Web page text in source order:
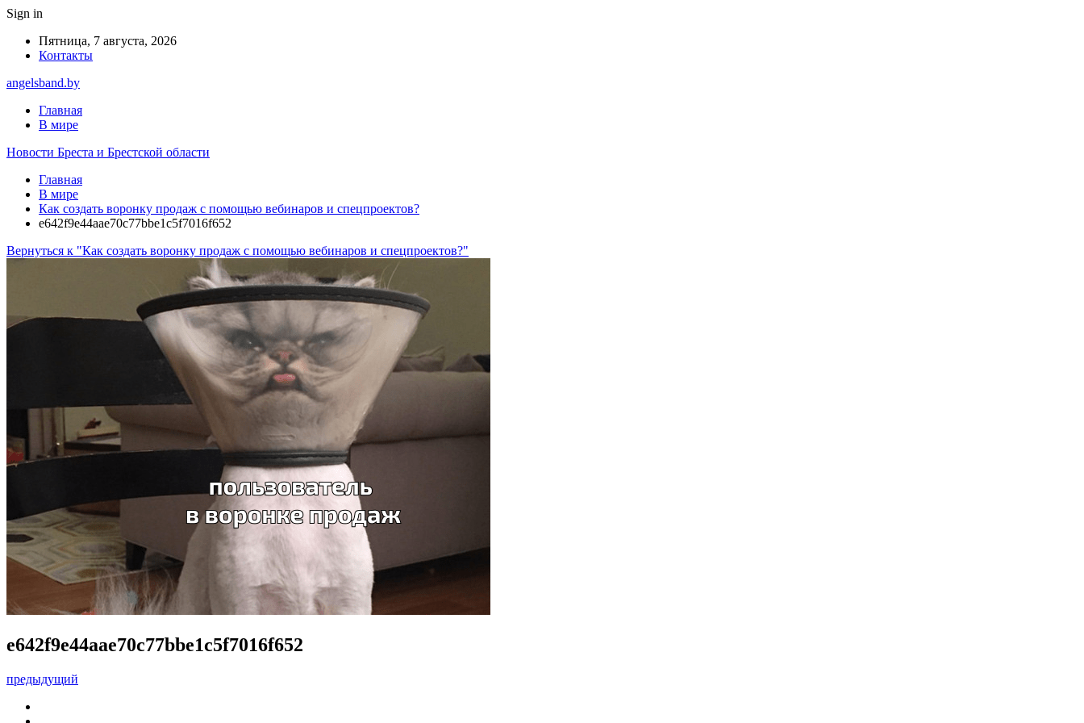
Sign in
Пятница, 7 августа, 2026
Контакты
angelsband.by
Главная
В мире
Новости Бреста и Брестской области
Главная
В мире
Как создать воронку продаж с помощью вебинаров и спецпроектов?
e642f9e44aae70c77bbe1c5f7016f652
Вернуться к "Как создать воронку продаж с помощью вебинаров и спецпроектов?"
e642f9e44aae70c77bbe1c5f7016f652
предыдущий